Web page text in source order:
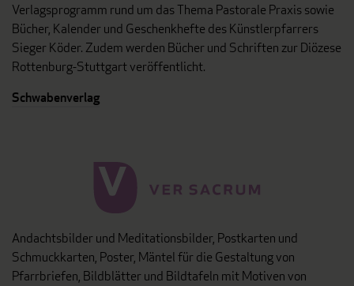
Verlagsprogramm rund um das Thema Pastorale Praxis sowie
Bücher, Kalender und Geschenkhefte des Künstlerpfarrers
Sieger Köder. Zudem werden Bücher und Schriften zur Diözese
Rottenburg-Stuttgart veröffentlicht.
Schwabenverlag
Andachtsbilder und Meditationsbilder, Postkarten und
Schmuckkarten, Poster, Mäntel für die Gestaltung von
Pfarrbriefen, Bildblätter und Bildtafeln mit Motiven von